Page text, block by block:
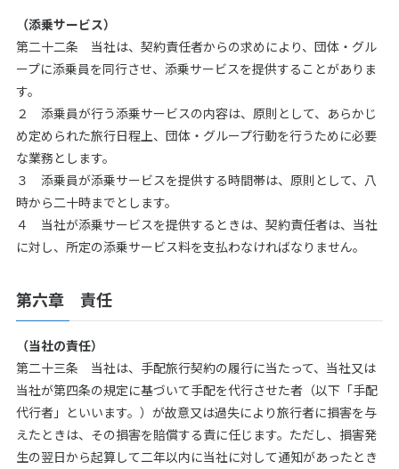
（添乗サービス）
第二十二条 当社は、契約責任者からの求めにより、団体・グル
ープに添乗員を同行させ、添乗サービスを提供することがありま
す。
２ 添乗員が行う添乗サービスの内容は、原則として、あらかじ
め定められた旅行日程上、団体・グループ行動を行うために必要
な業務とします。
３ 添乗員が添乗サービスを提供する時間帯は、原則として、八
時から二十時までとします。
４ 当社が添乗サービスを提供するときは、契約責任者は、当社
に対し、所定の添乗サービス料を支払わなければなりません。
第六章 責任
（当社の責任）
第二十三条 当社は、手配旅行契約の履行に当たって、当社又は
当社が第四条の規定に基づいて手配を代行させた者（以下「手配
代行者」といいます。）が故意又は過失により旅行者に損害を与
えたときは、その損害を賠償する責に任じます。ただし、損害発
生の翌日から起算して二年以内に当社に対して通知があったとき